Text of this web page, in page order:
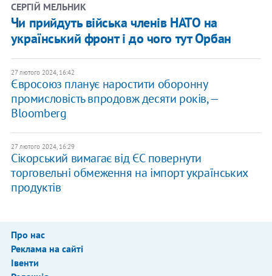
СЕРГІЙ МЕЛЬНИК
​Чи прийдуть війська членів НАТО на
український фронт і до чого тут Орбан
27 лютого 2024, 16:42
Євросоюз планує наростити оборонну
промисловість впродовж десяти років, —
Bloomberg
27 лютого 2024, 16:29
Сікорський вимагає від ЄС повернути
торговельні обмеження на імпорт українських
продуктів
Про нас
Реклама на сайті
Івенти